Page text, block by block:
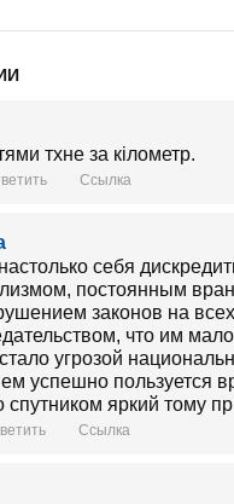
тхне за кілометр.
Ссылка
себя
постоянным
законов на
что им
угрозой
успешно пользуется
спутником яркий тому
Ссылка